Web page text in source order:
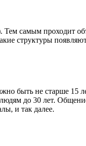
Тем самым проходит
структуры
быть не старше 15
до 30 лет.
и так далее.